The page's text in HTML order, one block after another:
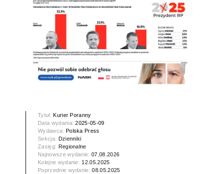
Tytuł: Kurier Poranny
Data wydania:2025-05-09
Wydawca: Polska Press
Sekcja: Dzienniki
Zasięg: Regionalne
Najnowsze wydanie:07.08.2026
Kolejne wydanie: 12.05.2025
Poprzednie wydanie:08.05.2025